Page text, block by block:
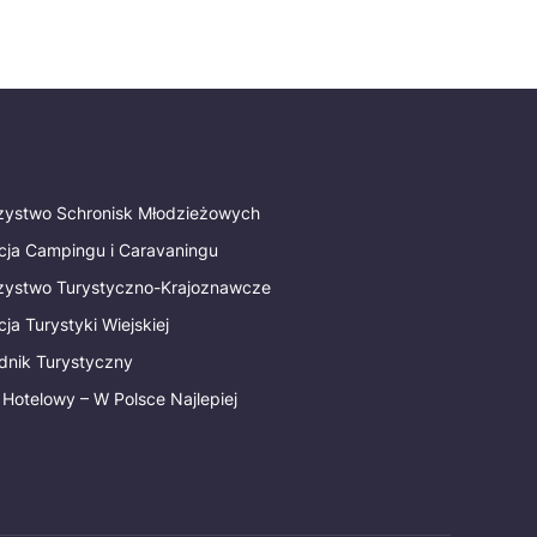
Schronisk Młodzieżowych
Campingu i Caravaningu
Turystyczno-Krajoznawcze
Turystyki Wiejskiej
Turystyczny
– W Polsce Najlepiej